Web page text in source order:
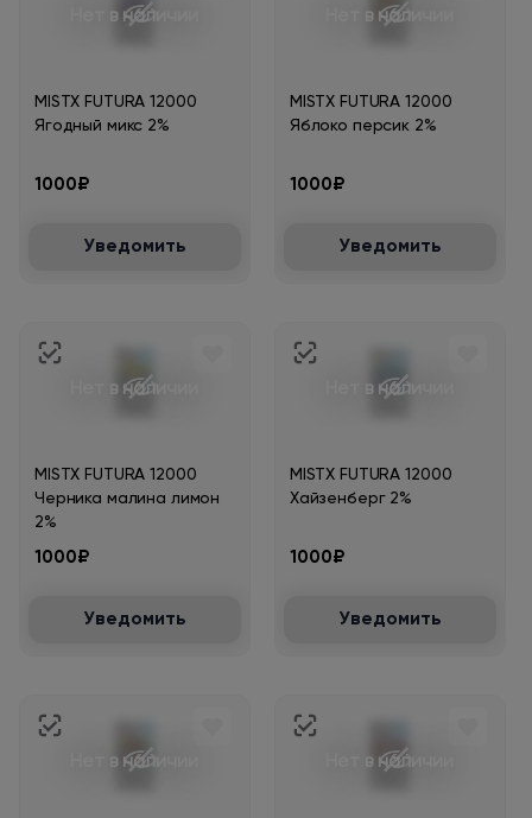
Нет в наличии
MISTX FUTURA 12000
Ягодный микс 2%
1000₽
Уведомить
Нет в наличии
MISTX FUTURA 12000
Яблоко персик 2%
1000₽
Уведомить
Нет в наличии
MISTX FUTURA 12000
Черника малина лимон
2%
1000₽
Уведомить
Нет в наличии
MISTX FUTURA 12000
Хайзенберг 2%
1000₽
Уведомить
Нет в наличии Нет в наличии